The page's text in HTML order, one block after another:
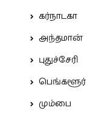
கர்நாடகா
அந்தமான்
புதுச்சேரி
பெங்களூர்
மும்பை